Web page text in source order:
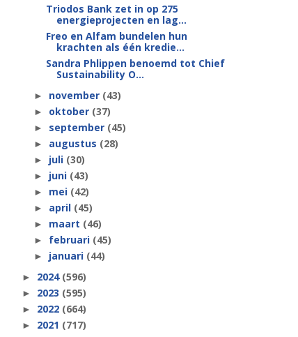
Triodos Bank zet in op 275
energieprojecten en lag...
Freo en Alfam bundelen hun
krachten als één kredie...
Sandra Phlippen benoemd tot Chief
Sustainability O...
► november (43)
► oktober (37)
► september (45)
► augustus (28)
► juli (30)
► juni (43)
► mei (42)
► april (45)
► maart (46)
► februari (45)
► januari (44)
► 2024 (596)
► 2023 (595)
► 2022 (664)
► 2021 (717)